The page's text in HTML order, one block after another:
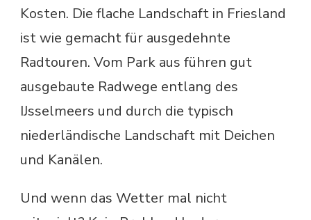
Kosten. Die flache Landschaft in Friesland
ist wie gemacht für ausgedehnte
Radtouren. Vom Park aus führen gut
ausgebaute Radwege entlang des
IJsselmeers und durch die typisch
niederländische Landschaft mit Deichen
und Kanälen.
Und wenn das Wetter mal nicht